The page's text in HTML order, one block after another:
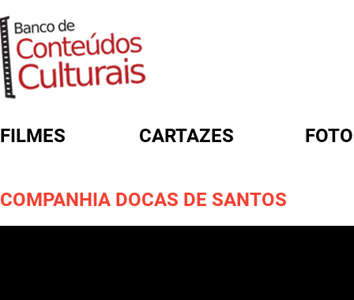
FILMES CARTAZES
COMPANHIA DOCAS DE SANTOS